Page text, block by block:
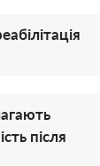
після